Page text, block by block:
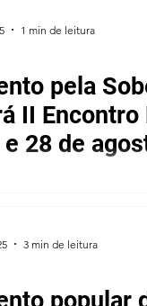
pela
II
28 de
1 min de leitura
3 min de leitura